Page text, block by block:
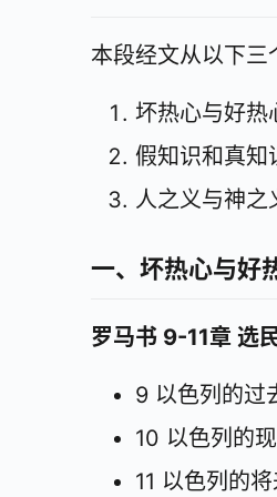
本段经文从以下
坏热心与好热
假知识和真知
人之义与神之
一、坏热心与好
罗马书 9-11章 选
9 以色列的过
10 以色列的
11 以色列的